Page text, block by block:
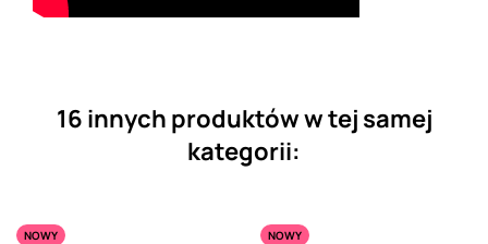
16 innych produktów w tej samej
kategorii:
NOWY
NOWY